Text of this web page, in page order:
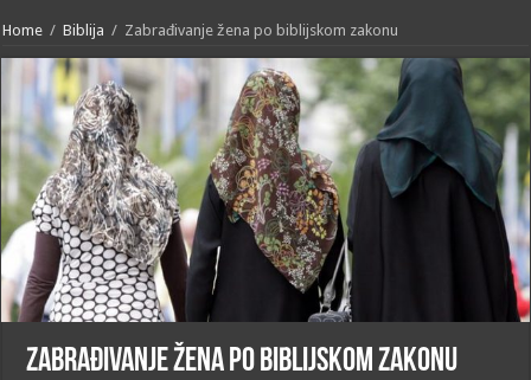
Home / Biblija / Zabrađivanje žena po biblijskom zakonu
Zabrađivanje žena po biblijskom zakonu